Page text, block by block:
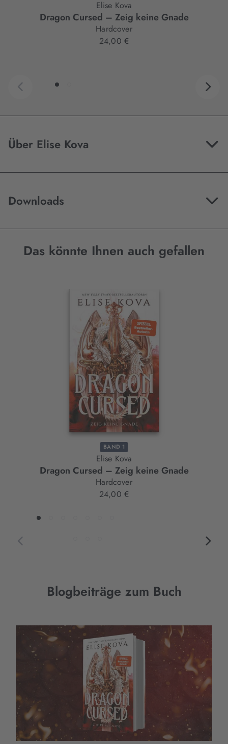
Elise Kova
Dragon Cursed – Zeig keine Gnade
Hardcover
24,00 €
Über Elise Kova
Downloads
Das könnte Ihnen auch gefallen
Interaktives
BAND 1
Elise Kova
Dragon Cursed – Zeig keine Gnade
Hardcover
24,00 €
Blogbeiträge zum Buch